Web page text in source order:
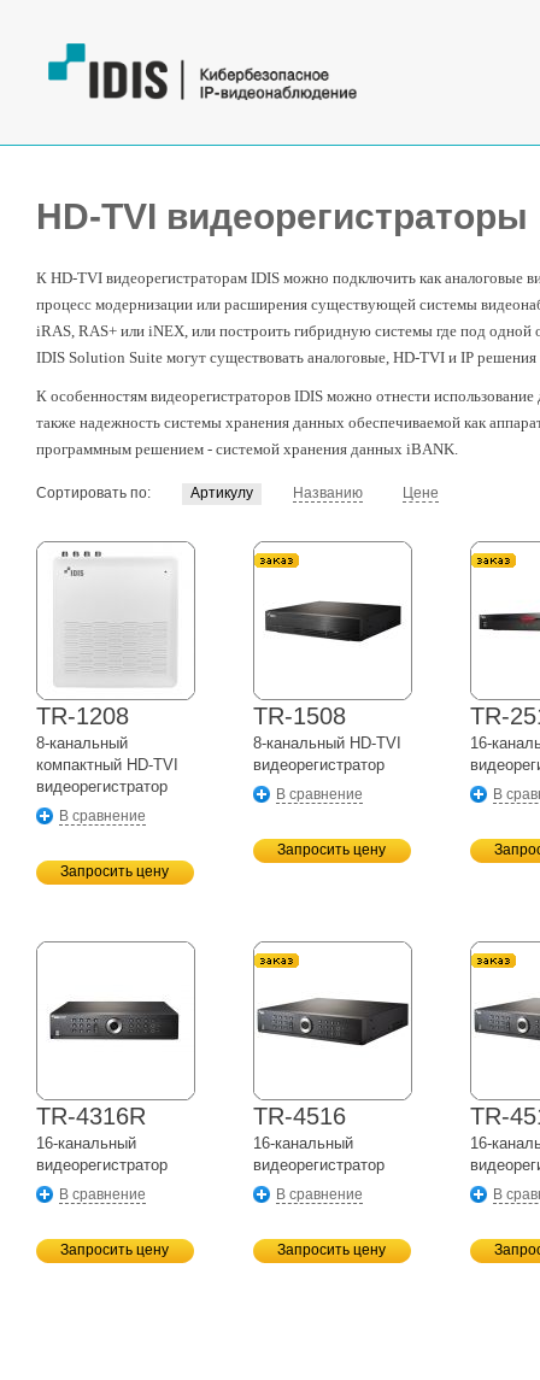
HD-TVI видеорегистраторы
К HD-TVI видеорегистраторам IDIS можно подключить как аналоговые
процесс модернизации или расширения существующей системы
iRAS, RAS+ или iNEX, или построить гибридную системы где под
IDIS Solution Suite могут существовать аналоговые, HD-TVI и IP решения
К особенностям видеорегистраторов IDIS можно отнести
также надежность системы хранения данных обеспечиваемой как
программным решением - системой хранения данных iBANK.
Сортировать по: Артикулу Названию Цене
TR-1208
8-канальный
компактный HD-TVI
видеорегистратор
В сравнение
Запросить цену
TR-1508
8-канальный HD-TVI
видеорегистратор
В сравнение
Запросить цену
TR-
16-
В
TR-4316R
16-канальный
видеорегистратор
В сравнение
Запросить цену
TR-4516
16-канальный
видеорегистратор
В сравнение
Запросить цену
TR-
16-
В